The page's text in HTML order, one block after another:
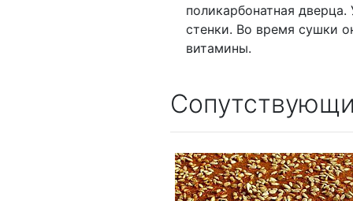
поликарбонатная
стенки. Во время сушки
витамины.